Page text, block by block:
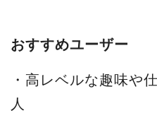
おすすめユーザー
・高レベルな趣味や
人